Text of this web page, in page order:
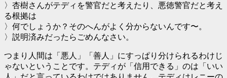
〉杏樹さんがテディを警官だと考えたり、悪徳警官だと考え
る根拠は
〉何でしょうか？そのへんがよく分からないんです〜。
〉説明済みだったらごめんなさい。
つまり人間は「悪人」「善人」にすっぱり分けられるわけじ
ゃないということです。テディが「信用できる」のは「いい